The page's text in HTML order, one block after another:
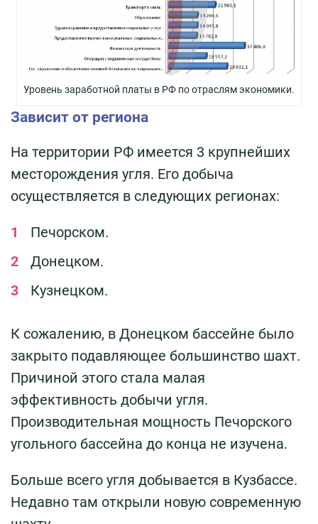
Уровень заработной платы в РФ по отраслям экономики.
Зависит от региона
На территории РФ имеется 3 крупнейших
месторождения угля. Его добыча
осуществляется в следующих регионах:
Печорском.
Донецком.
Кузнецком.
К сожалению, в Донецком бассейне было
закрыто подавляющее большинство шахт.
Причиной этого стала малая
эффективность добычи угля.
Производительная мощность Печорского
угольного бассейна до конца не изучена.
Больше всего угля добывается в Кузбассе.
Недавно там открыли новую современную